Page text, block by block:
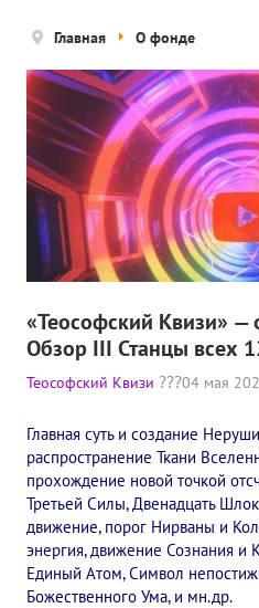
Концепция деятельности
Нам помогают
Публичная оферта
Политика конфиденциальности
ПРОЕКТЫ
🌟 Детский проект «БЕЛЫЕ
✔️ Заказать мероприятие
✔️ Заказать книги/журналы
Международный научно-
Международное теософское
Межрегиональные
Главная О фонде
«Теософский Квизи» —
Обзор III Станцы всех
Теософский Квизи 04 мая
Главная суть и создание
распространение Ткани
прохождение новой точкой
Третьей Силы, Двенадцать
движение, порог Нирваны и
энергия, движение Сознания и
Единый Атом, Символ
Божественного Ума, и мн.др.